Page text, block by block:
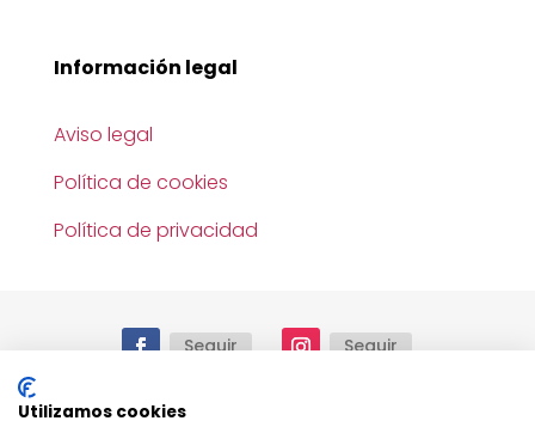
Información legal
Aviso legal
Política de cookies
Política de privacidad
Seguir Seguir
Utilizamos cookies